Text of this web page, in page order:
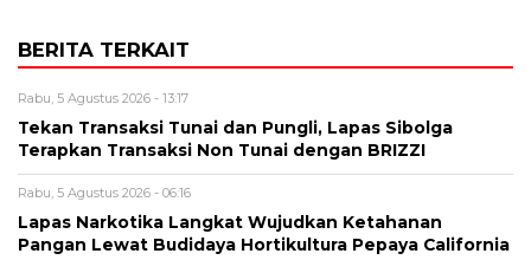
BERITA TERKAIT
Rabu, 5 Agustus 2026 - 13:17
Tekan Transaksi Tunai dan Pungli, Lapas Sibolga
Terapkan Transaksi Non Tunai dengan BRIZZI
Rabu, 5 Agustus 2026 - 06:16
Lapas Narkotika Langkat Wujudkan Ketahanan
Pangan Lewat Budidaya Hortikultura Pepaya California